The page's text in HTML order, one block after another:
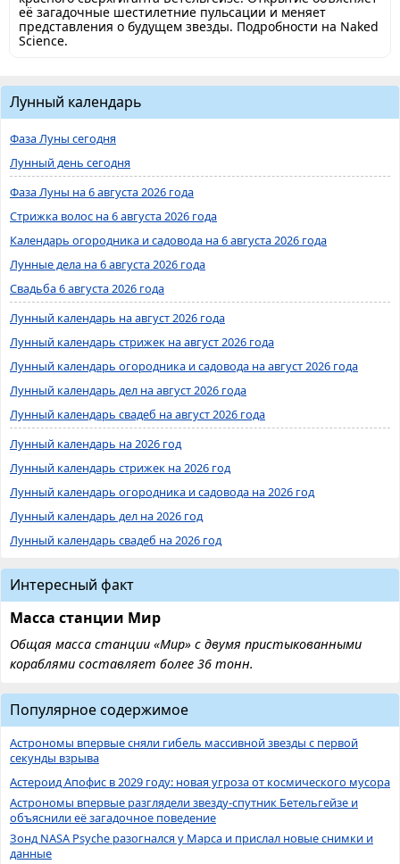
её загадочные шестилетние пульсации и меняет
представления о будущем звезды. Подробности на Naked
Science.
Лунный календарь
Фаза Луны сегодня
Лунный день сегодня
Фаза Луны на 6 августа 2026 года
Стрижка волос на 6 августа 2026 года
Календарь огородника и садовода на 6 августа 2026 года
Лунные дела на 6 августа 2026 года
Свадьба 6 августа 2026 года
Лунный календарь на август 2026 года
Лунный календарь стрижек на август 2026 года
Лунный календарь огородника и садовода на август 2026 года
Лунный календарь дел на август 2026 года
Лунный календарь свадеб на август 2026 года
Лунный календарь на 2026 год
Лунный календарь стрижек на 2026 год
Лунный календарь огородника и садовода на 2026 год
Лунный календарь дел на 2026 год
Лунный календарь свадеб на 2026 год
Интересный факт
Масса станции Мир
Общая масса станции «Мир» с двумя пристыкованными
кораблями составляет более 36 тонн.
Популярное содержимое
Астрономы впервые сняли гибель массивной звезды с первой
секунды взрыва
Астероид Апофис в 2029 году: новая угроза от космического мусора
Астрономы впервые разглядели звезду-спутник Бетельгейзе и
объяснили её загадочное поведение
Зонд NASA Psyche разогнался у Марса и прислал новые снимки и
данные